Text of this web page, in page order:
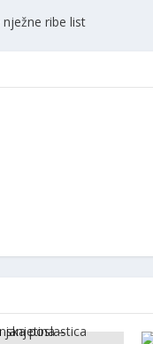
ribe list